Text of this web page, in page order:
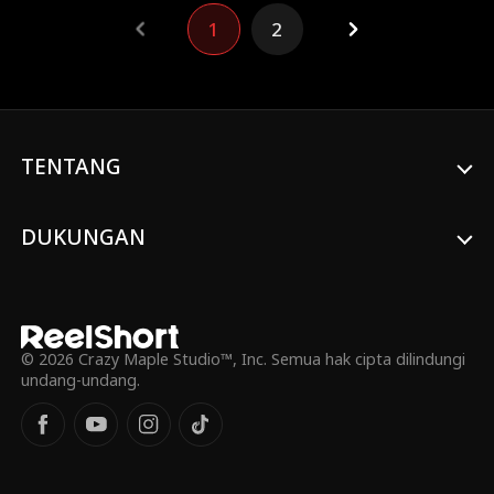
kedekatan mereka, rahasia masa lalu
Adrian dan jati diri Chloe terkuak. Di
tengah pengungkapan itu, benih cinta
1 2
TENTANG
DUKUNGAN
© 2026 Crazy Maple Studio™, Inc. Semua hak cipta dilindungi
undang-undang.